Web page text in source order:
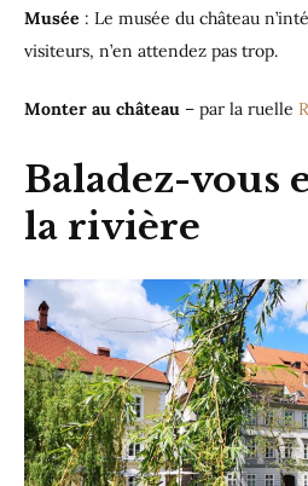
Musée : Le musée du château
visiteurs, n’en attendez pas trop.
Monter au château – par la ruelle
Baladez-vous
la rivière